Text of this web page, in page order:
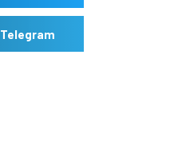
Telegram